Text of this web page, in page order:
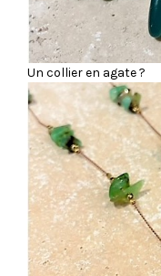
Un collier en agate ?